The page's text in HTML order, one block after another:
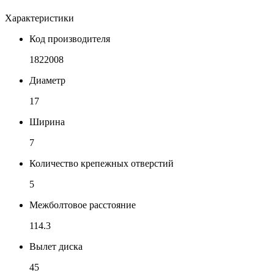
Характеристики
Код производителя
1822008
Диаметр
17
Ширина
7
Количество крепежных отверстий
5
Межболтовое расстояние
114.3
Вылет диска
45